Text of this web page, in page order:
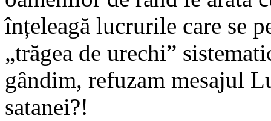
înțeleagă lucrurile care se
„trăgea de urechi”
gândim, refuzam mesajul
satanei?!